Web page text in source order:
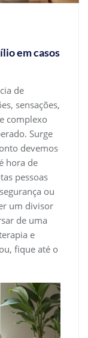
em casos
de
sensações,
complexo
Surge
devemos
hora de
pessoas
ou
um divisor
de uma
e
fique até o